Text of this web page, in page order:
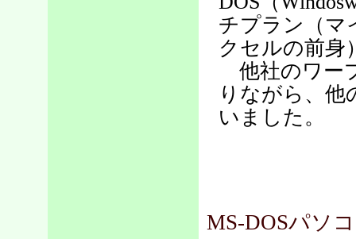
チプラン（マ
クセルの前身
他社のワー
りながら、
いました。
MS-DOSパソ